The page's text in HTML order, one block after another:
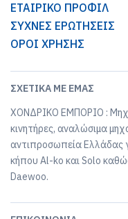
ΕΤΑΙΡΙΚΟ ΠΡΟΦΙΛ
ΣΥΧΝΕΣ ΕΡΩΤΗΣΕΙΣ
ΟΡΟΙ ΧΡΗΣΗΣ
ΣΧΕΤΙΚΆ ΜΕ ΕΜΆΣ
ΧΟΝΔΡΙΚΟ ΕΜΠΟΡΙΟ :
κινητήρες, αναλώσιμα
αντιπροσωπεία Ελλάδας
κήπου Al-ko και Solo
Daewoo.